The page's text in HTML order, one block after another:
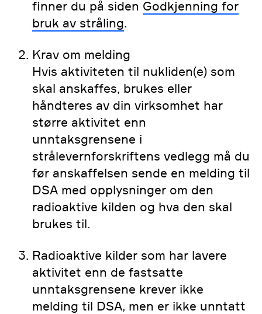
finner du på siden Godkjenning for
bruk av stråling.
Krav om melding
Hvis aktiviteten til nukliden(e) som
skal anskaffes, brukes eller
håndteres av din virksomhet har
større aktivitet enn
unntaksgrensene i
strålevernforskriftens vedlegg må du
før anskaffelsen sende en melding til
DSA med opplysninger om den
radioaktive kilden og hva den skal
brukes til.
Radioaktive kilder som har lavere
aktivitet enn de fastsatte
unntaksgrensene krever ikke
melding til DSA, men er ikke unntatt